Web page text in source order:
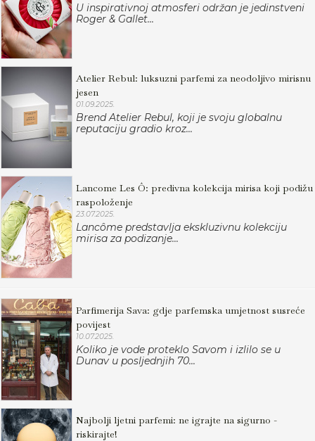
U inspirativnoj atmosferi održan je jedinstveni
Roger & Gallet...
Atelier Rebul: luksuzni parfemi za neodoljivo mirisnu
jesen
01.09.2025.
Brend Atelier Rebul, koji je svoju globalnu
reputaciju gradio kroz...
Lancome Les Ô: predivna kolekcija mirisa koji podižu
raspoloženje
23.07.2025.
Lancôme predstavlja ekskluzivnu kolekciju
mirisa za podizanje...
Parfimerija Sava: gdje parfemska umjetnost susreće
povijest
10.07.2025.
Koliko je vode proteklo Savom i izlilo se u
Dunav u posljednjih 70...
Najbolji ljetni parfemi: ne igrajte na sigurno -
riskirajte!